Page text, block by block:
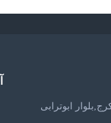
ابوترابی